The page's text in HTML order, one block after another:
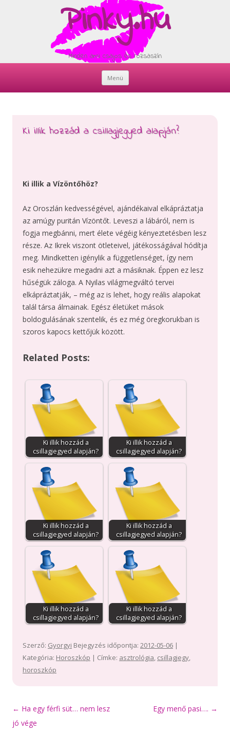
Pinky.hu
Minden ami csajos és rózsaszín
Menü
Skip
Ki illik hozzád a csillagjegyed alapján?
Ki illik a Vízöntőhöz?
Az Oroszlán kedvességével, ajándékaival elkápráztatja
az amúgy puritán Vízöntőt. Leveszi a lábáról, nem is
fogja megbánni, mert élete végéig kényeztetésben lesz
része. Az Ikrek viszont ötleteivel, játékosságával hódítja
meg. Mindketten igénylik a függetlenséget, így nem
esik nehezükre megadni azt a másiknak. Éppen ez lesz
hűségük záloga. A Nyilas világmegváltó tervei
elkápráztatják, – még az is lehet, hogy reális alapokat
talál társa álmainak. Egész életüket mások
boldogulásának szentelik, és ez még öregkorukban is
szoros kapocs kettőjük között.
Related Posts:
Ki illik hozzád a
csillagjegyed alapján?
Ki illik hozzád a
csillagjegyed alapján?
Ki illik hozzád a
csillagjegyed alapján?
Ki illik hozzád a
csillagjegyed alapján?
Ki illik hozzád a
csillagjegyed alapján?
Ki illik hozzád a
csillagjegyed alapján?
Szerző: Gyorgyi Bejegyzés időpontja: 2012-05-06 |
Kategória: Horoszkóp | Címke: asztrológia, csillagjegy,
horoszkóp
Bejegyzés
navigáció
← Ha egy férfi süt… nem lesz
jó vége
Egy menő pasi…. →